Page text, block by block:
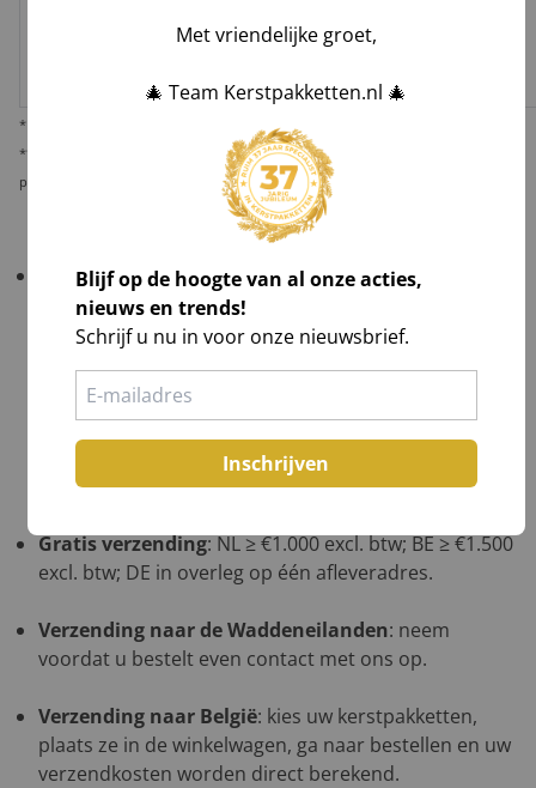
✅ ✅*
* Behoudens overmacht calamiteiten.
** De verantwoordelijkheid op dit risico als gevolg van uw keuze voor reguliere
pakketbezorging rust bij u als opdrachtgever.
Belangrijk!Controleer uw bestelling bij levering
altijd grondigin het bijzijn van de chauffeur
Tel aantallen,
Check zichtbare schade en maak foto's,
Laat afwijkingen noteren op de vrachtbrief, óók
op de kopie van de chauffeur,
Teken voor ontvangst na volledig akkoord.
Gratis verzending: NL ≥ €1.000 excl. btw; BE ≥ €1.500
excl. btw; DE in overleg op één afleveradres.
Verzending naar de Waddeneilanden: neem
voordat u bestelt even contact met ons op.
Verzending naar België: kies uw kerstpakketten,
plaats ze in de winkelwagen, ga naar bestellen en uw
verzendkosten worden direct berekend.
Met vriendelijke groet,
🎄 Team Kerstpakketten.nl 🎄
Blijf op de hoogte van al onze acties,
nieuws en trends!
Schrijf u nu in voor onze nieuwsbrief.
Inschrijven